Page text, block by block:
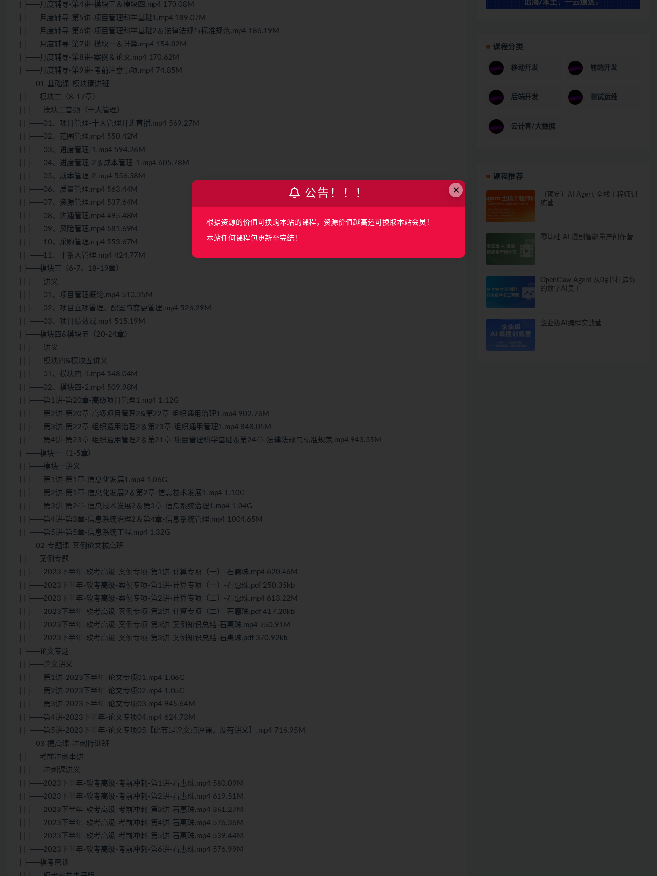
| ├──月度辅导-第4讲-模块三＆模块四.mp4 170.08M
| ├──月度辅导-第5讲-项目管理科学基础1.mp4 189.07M
| ├──月度辅导-第6讲-项目管理科学基础2＆法律法规与标准规范.mp4 186.19M
| ├──月度辅导-第7讲-模块一＆计算.mp4 154.82M
| ├──月度辅导-第8讲-案例＆论文.mp4 170.62M
| └──月度辅导-第9讲-考前注意事项.mp4 74.85M
├──01-基础课-模块精讲班
| ├──模块二（8-17章）
| | ├──模块二音频（十大管理）
| | ├──01、项目管理-十大管理开班直播.mp4 569.27M
| | ├──02、范围管理.mp4 550.42M
| | ├──03、进度管理-1.mp4 594.26M
| | ├──04、进度管理-2＆成本管理-1.mp4 605.78M
| | ├──05、成本管理-2.mp4 556.58M
| | ├──06、质量管理.mp4 563.44M
| | ├──07、资源管理.mp4 537.64M
| | ├──08、沟通管理.mp4 495.48M
| | ├──09、风险管理.mp4 581.69M
| | ├──10、采购管理.mp4 553.67M
| | └──11、干系人管理.mp4 424.77M
| ├──模块三（6-7、18-19章）
| | ├──讲义
| | ├──01、项目管理概论.mp4 510.35M
| | ├──02、项目立项管理、配置与变更管理.mp4 526.29M
| | └──03、项目绩效域.mp4 515.19M
| ├──模块四&模块五（20-24章）
| | ├──讲义
| | ├──模块四&模块五讲义
| | ├──01、模块四-1.mp4 548.04M
| | ├──02、模块四-2.mp4 509.98M
| | ├──第1讲-第20章-高级项目管理1.mp4 1.12G
| | ├──第2讲-第20章-高级项目管理2&第22章-组织通用治理1.mp4 902.76M
| | ├──第3讲-第22章-组织通用治理2＆第23章-组织通用管理1.mp4 848.05M
| | └──第4讲-第23章-组织通用管理2＆第21章-项目管理科学基础＆第24章-法律法规与标准规范.mp4 943.55M
| └──模块一（1-5章）
| | ├──模块一讲义
| | ├──第1讲-第1章-信息化发展1.mp4 1.06G
| | ├──第2讲-第1章-信息化发展2＆第2章-信息技术发展1.mp4 1.10G
| | ├──第3讲-第2章-信息技术发展2＆第3章-信息系统治理1.mp4 1.04G
| | ├──第4讲-第3章-信息系统治理2＆第4章-信息系统管理.mp4 1004.65M
| | └──第5讲-第5章-信息系统工程.mp4 1.32G
├──02-专题课-案例论文拔高班
| ├──案例专题
| | ├──2023下半年-软考高级-案例专项-第1讲-计算专项（一）-石惠珠.mp4 620.46M
| | ├──2023下半年-软考高级-案例专项-第1讲-计算专项（一）-石惠珠.pdf 250.35kb
| | ├──2023下半年-软考高级-案例专项-第2讲-计算专项（二）-石惠珠.mp4 613.22M
| | ├──2023下半年-软考高级-案例专项-第2讲-计算专项（二）-石惠珠.pdf 417.20kb
| | ├──2023下半年-软考高级-案例专项-第3讲-案例知识总结-石惠珠.mp4 750.91M
| | └──2023下半年-软考高级-案例专项-第3讲-案例知识总结-石惠珠.pdf 370.92kb
| └──论文专题
| | ├──论文讲义
| | ├──第1讲-2023下半年-论文专项01.mp4 1.06G
| | ├──第2讲-2023下半年-论文专项02.mp4 1.05G
| | ├──第3讲-2023下半年-论文专项03.mp4 945.64M
| | ├──第4讲-2023下半年-论文专项04.mp4 624.73M
| | └──第5讲-2023下半年-论文专项05【此节是论文点评课，没有讲义】.mp4 716.95M
├──03-提高课-冲刺特训班
| ├──考前冲刺串讲
| | ├──冲刺课讲义
| | ├──2023下半年-软考高级-考前冲刺-第1讲-石惠珠.mp4 580.09M
| | ├──2023下半年-软考高级-考前冲刺-第2讲-石惠珠.mp4 619.51M
| | ├──2023下半年-软考高级-考前冲刺-第3讲-石惠珠.mp4 361.27M
| | ├──2023下半年-软考高级-考前冲刺-第4讲-石惠珠.mp4 576.36M
| | ├──2023下半年-软考高级-考前冲刺-第5讲-石惠珠.mp4 539.44M
| | └──2023下半年-软考高级-考前冲刺-第6讲-石惠珠.mp4 576.99M
| ├──模考密训
课程分类
移动开发 前端开发
后端开发 测试运维
云计算/大数据
课程推荐
（预定）AI Agent 全栈工程师训
练营
零基础 AI 漫剧智能量产创作营
OpenClaw Agent 从0到1打造你
的数字AI员工
企业级AI编程实战营
×
公告！！！
根据资源的价值可换购本站的课程，资源价值越高还可换取本站会员！
本站任何课程包更新至完结！